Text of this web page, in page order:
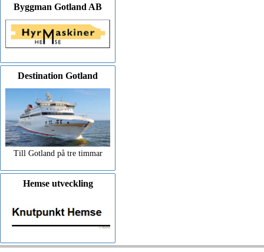
Byggman Gotland AB
Destination Gotland
Till Gotland på tre timmar
Hemse utveckling